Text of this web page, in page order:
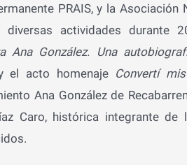
PRAIS, y la
diversas actividades durante
Ana González. Una
el acto homenaje Convertí
Ana González de
Caro, histórica integrante de